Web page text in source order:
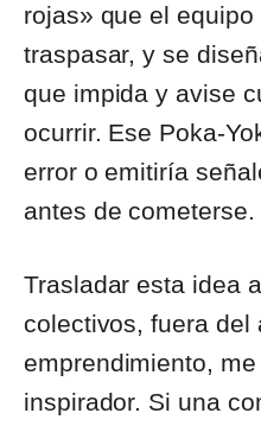
rojas» que el
traspasar, y se
que impida y avise
ocurrir. Ese Poka-
error o emitiría
antes de
Trasladar esta idea
colectivos, fuera del
emprendimiento,
inspirador. Si una